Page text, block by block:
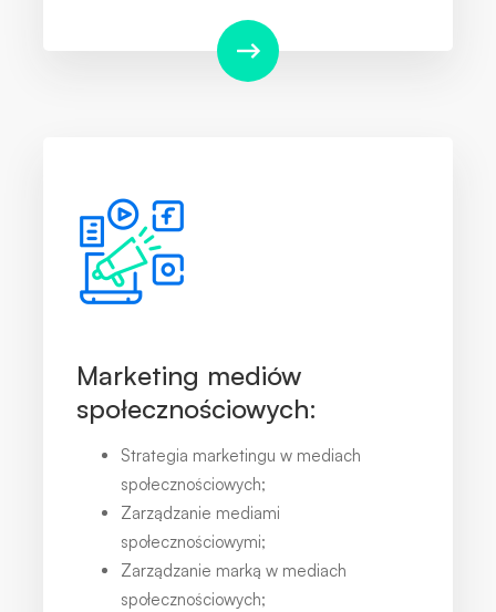
Marketing mediów
społecznościowych:
Strategia marketingu w mediach
społecznościowych;
Zarządzanie mediami
społecznościowymi;
Zarządzanie marką w mediach
społecznościowych;